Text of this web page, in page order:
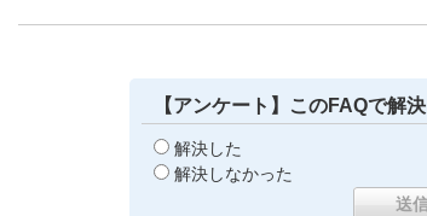
【アンケート】このFAQで解
解決した
解決しなかった